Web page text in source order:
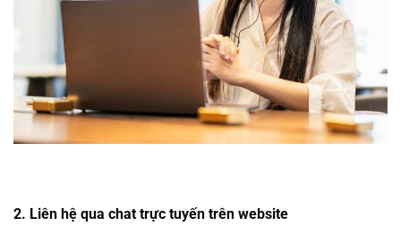
2. Liên hệ qua chat trực tuyến trên website